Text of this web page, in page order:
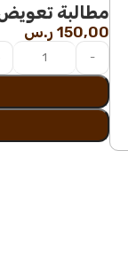
مطالبة
150,00 ر.س